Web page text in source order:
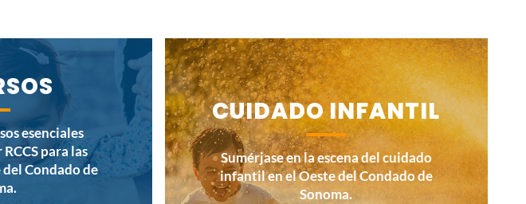
esenciales
para las
Condado de
CUIDADO INFANTIL
Sumérjase en la escena del cuidado
infantil en el Oeste del Condado de
Sonoma.